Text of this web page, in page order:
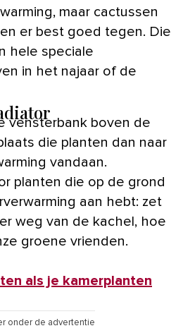
maar cactussen
er best goed tegen. Die
hele speciale
in het najaar of de
vensterbank boven de
die planten dan naar
vandaan.
planten die op de grond
aan hebt: zet
weg van de kachel, hoe
groene vrienden.
als je kamerplanten
onder de advertentie